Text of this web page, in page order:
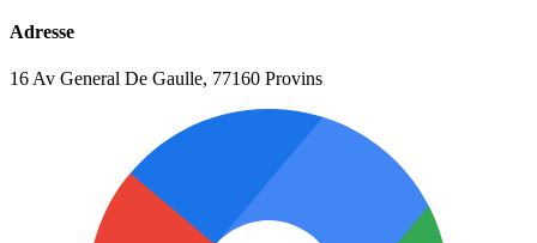
Adresse
16 Av General De Gaulle, 77160 Provins